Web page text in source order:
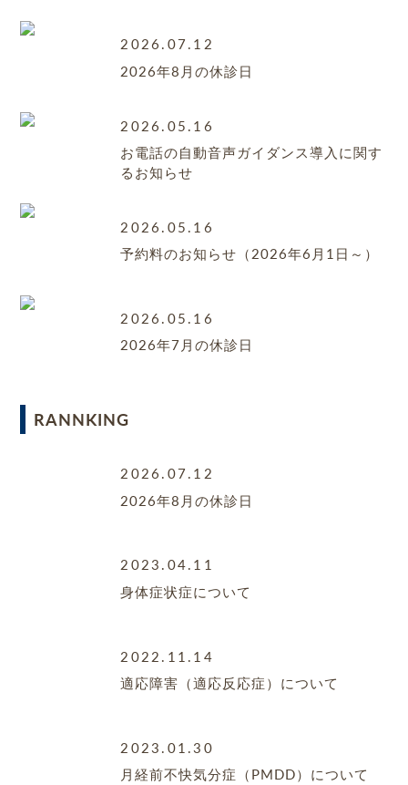
2026.07.12
2026年8月の休診日
2026.05.16
お電話の自動音声ガイダンス導入に関す
るお知らせ
2026.05.16
予約料のお知らせ（2026年6月1日～）
2026.05.16
2026年7月の休診日
RANNKING
2026.07.12
2026年8月の休診日
2023.04.11
身体症状症について
2022.11.14
適応障害（適応反応症）について
2023.01.30
月経前不快気分症（PMDD）について